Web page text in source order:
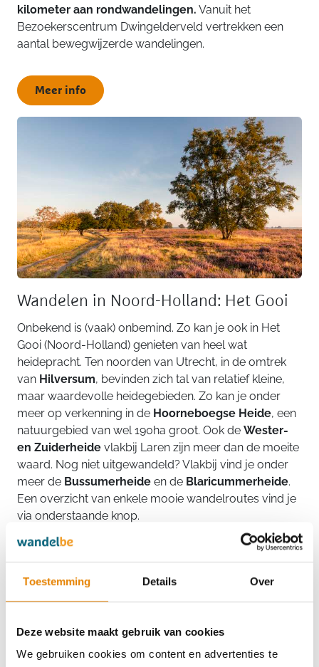
Toestemming Details Over
Deze website maakt gebruik van cookies
We gebruiken cookies om content en advertenties te
kilometer aan rondwandelingen. Vanuit het
Bezoekerscentrum Dwingelderveld vertrekken een
aantal bewegwijzerde wandelingen.
Meer info
Wandelen in Noord-Holland: Het Gooi
Onbekend is (vaak) onbemind. Zo kan je ook in Het
Gooi (Noord-Holland) genieten van heel wat
heidepracht. Ten noorden van Utrecht, in de omtrek
van Hilversum, bevinden zich tal van relatief kleine,
maar waardevolle heidegebieden. Zo kan je onder
meer op verkenning in de Hoorneboegse Heide, een
natuurgebied van wel 190ha groot. Ook de Wester-
en Zuiderheide vlakbij Laren zijn meer dan de moeite
waard. Nog niet uitgewandeld? Vlakbij vind je onder
meer de Bussumerheide en de Blaricummerheide.
Een overzicht van enkele mooie wandelroutes vind je
via onderstaande knop.
Meer info
Natuurpracht op de Veluwezoom -
Posbank
Misschien wel het bekendste heidegebied in